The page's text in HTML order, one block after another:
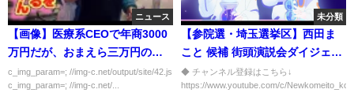
ニュース
【画像】医療系CEOで年商3000
万円だが、おまえら三万円の肉
食ったことあるか？
c_img_param=; //img-c.net/output/site/42.js
c_img_param=; //img-c.net/...
未分類
【参院選・埼玉選挙区】西田ま
こと 候補 街頭演説会ダイジェス
ト（6/22）
◆ チャンネル登録はこちら↓
https://www.youtube.com/c/